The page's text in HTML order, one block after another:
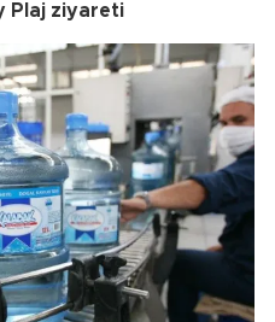
Plaj ziyareti